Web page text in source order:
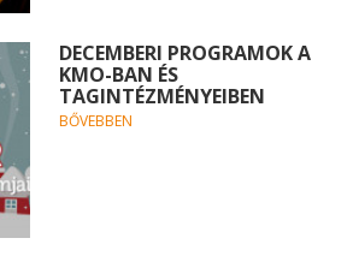
DECEMBERI PROGRAMOK A
KMO-BAN ÉS
TAGINTÉZMÉNYEIBEN
BŐVEBBEN